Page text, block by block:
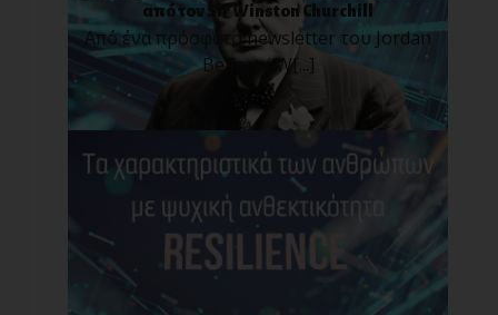
από τον Sir Winston Churchill
Από ένα πρόσφατο newsletter του Jordan
Belfort ( W[...]